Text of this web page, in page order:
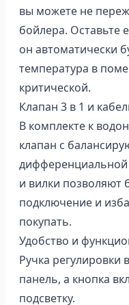
вы можете не
бойлера. Оставьте
он автоматически
температура в
критической.
Клапан 3 в 1 и
В комплекте к
клапан с
и вилки позволяют
подключение и
покупать.
Удобство и
Ручка
панель, а кнопка
подсветку.